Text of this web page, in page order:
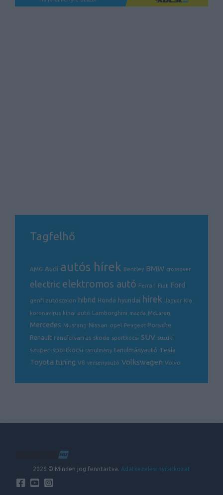
Tagfelhő
AMG Audi autós hírek Bentley BMW crossover
electric elektromos autó Ferrari Fiat Ford
genfi autószalon hibrid Honda hyundai hírek Jaguar Kia
koronavírus kínai autó Lamborghini mazda McLaren
Mercedes Mustang Nissan opel Peugeot Porsche
Renault ráncfelvarrás skoda sportkocsi SUV suzuki
szuper-sportkocsi tanulmány tanulmányautó Tesla
Toyota tuning V8 versenyautó Volkswagen Volvo
2026 © Minden jog fenntartva. Adatkezelési nyilatkozat